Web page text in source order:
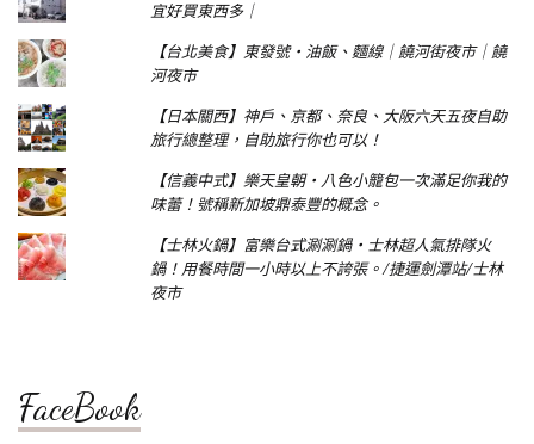
宜好買東西多｜
【台北美食】東發號‧油飯、麵線｜饒河街夜市｜饒
河夜市
【日本關西】神戶、京都、奈良、大阪六天五夜自助
旅行總整理，自助旅行你也可以！
【信義中式】樂天皇朝‧八色小籠包一次滿足你我的
味蕾！號稱新加坡鼎泰豐的概念。
【士林火鍋】富樂台式涮涮鍋‧士林超人氣排隊火
鍋！用餐時間一小時以上不誇張。/捷運劍潭站/士林
夜市
FaceBook